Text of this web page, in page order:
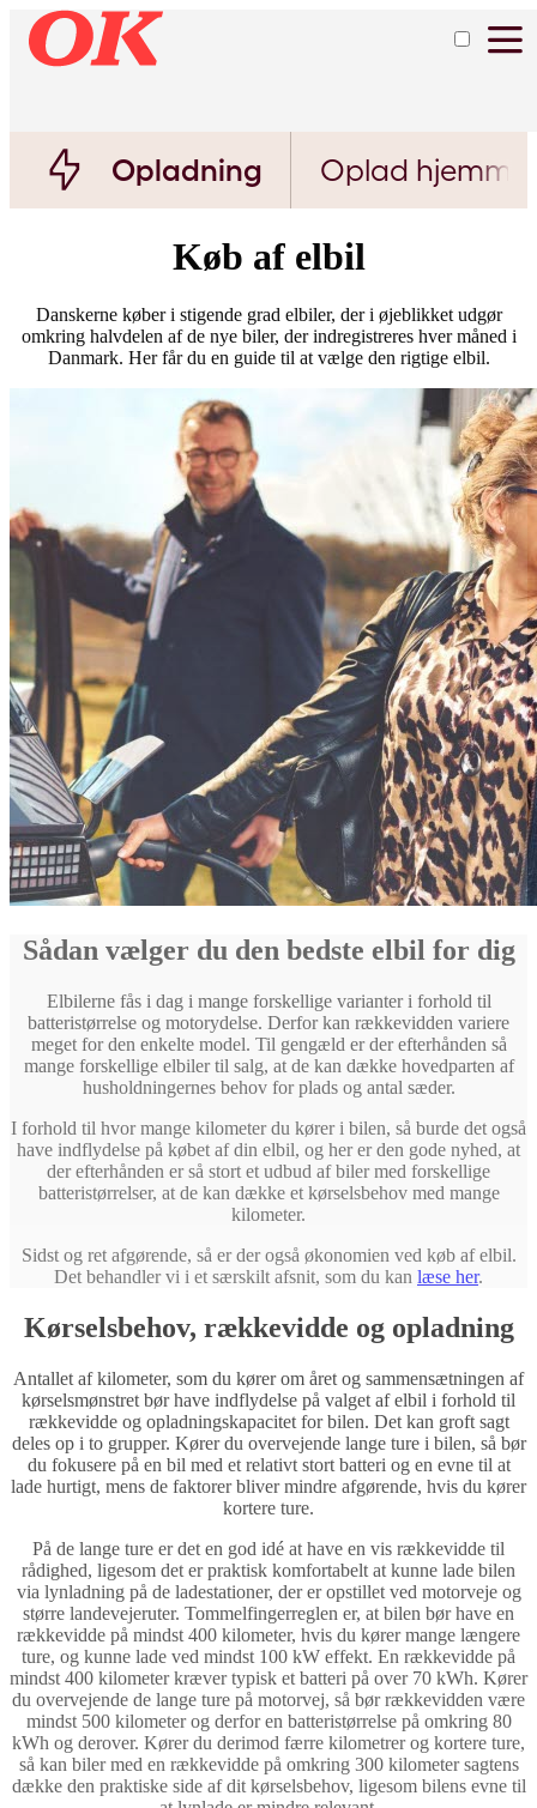
Opladning Oplad hjemme
Køb af elbil
Danskerne køber i stigende grad elbiler, der i øjeblikket udgør
omkring halvdelen af de nye biler, der indregistreres hver måned i
Danmark. Her får du en guide til at vælge den rigtige elbil.
Sådan vælger du den bedste elbil for dig
Elbilerne fås i dag i mange forskellige varianter i forhold til
batteristørrelse og motorydelse. Derfor kan rækkevidden variere
meget for den enkelte model. Til gengæld er der efterhånden så
mange forskellige elbiler til salg, at de kan dække hovedparten af
husholdningernes behov for plads og antal sæder.
I forhold til hvor mange kilometer du kører i bilen, så burde det også
have indflydelse på købet af din elbil, og her er den gode nyhed, at
der efterhånden er så stort et udbud af biler med forskellige
batteristørrelser, at de kan dække et kørselsbehov med mange
kilometer.
Sidst og ret afgørende, så er der også økonomien ved køb af elbil.
Det behandler vi i et særskilt afsnit, som du kan læse her.
Kørselsbehov, rækkevidde og opladning
Antallet af kilometer, som du kører om året og sammensætningen af
kørselsmønstret bør have indflydelse på valget af elbil i forhold til
rækkevidde og opladningskapacitet for bilen. Det kan groft sagt
deles op i to grupper. Kører du overvejende lange ture i bilen, så bør
du fokusere på en bil med et relativt stort batteri og en evne til at
lade hurtigt, mens de faktorer bliver mindre afgørende, hvis du kører
kortere ture.
På de lange ture er det en god idé at have en vis rækkevidde til
rådighed, ligesom det er praktisk komfortabelt at kunne lade bilen
via lynladning på de ladestationer, der er opstillet ved motorveje og
større landevejeruter. Tommelfingerreglen er, at bilen bør have en
rækkevidde på mindst 400 kilometer, hvis du kører mange længere
ture, og kunne lade ved mindst 100 kW effekt. En rækkevidde på
mindst 400 kilometer kræver typisk et batteri på over 70 kWh. Kører
du overvejende de lange ture på motorvej, så bør rækkevidden være
mindst 500 kilometer og derfor en batteristørrelse på omkring 80
kWh og derover. Kører du derimod færre kilometrer og kortere ture,
så kan biler med en rækkevidde på omkring 300 kilometer sagtens
dække den praktiske side af dit kørselsbehov, ligesom bilens evne til